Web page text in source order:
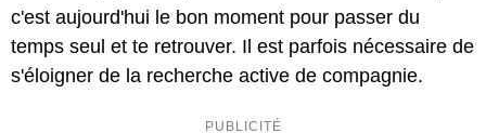
c'est aujourd'hui le bon moment pour passer du
temps seul et te retrouver. Il est parfois nécessaire de
s'éloigner de la recherche active de compagnie.